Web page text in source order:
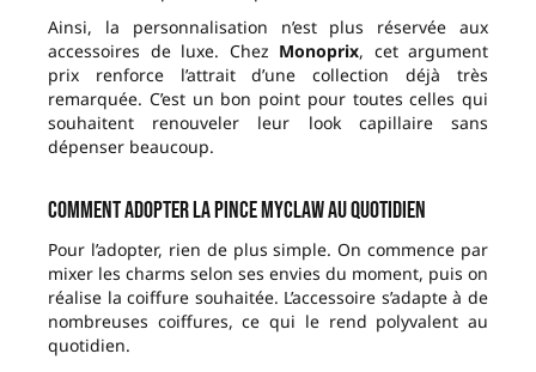
Ainsi, la personnalisation n’est plus réservée aux
accessoires de luxe. Chez Monoprix, cet argument
prix renforce l’attrait d’une collection déjà très
remarquée. C’est un bon point pour toutes celles qui
souhaitent renouveler leur look capillaire sans
dépenser beaucoup.
Comment adopter la pince MYCLAW au quotidien
Pour l’adopter, rien de plus simple. On commence par
mixer les charms selon ses envies du moment, puis on
réalise la coiffure souhaitée. L’accessoire s’adapte à de
nombreuses coiffures, ce qui le rend polyvalent au
quotidien.